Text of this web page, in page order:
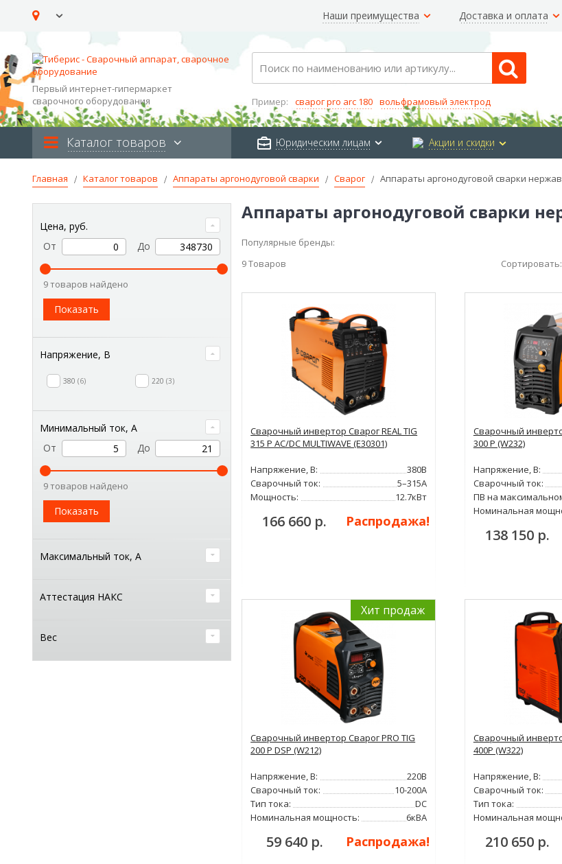
Наши преимущества Доставка и оплата
Первый интернет-гипермаркет
сварочного оборудования
Search
Пример: сварог pro arc 180 вольфрамовый электрод
Каталог товаров Юридическим лицам Акции и скидки
Главная Каталог товаров Аппараты аргонодуговой сварки Сварог Аппараты аргонодуговой сварки
Аппараты аргонодуговой сварки
Популярные бренды:
9Товаров Сортировать:
Сварочный инвертор Сварог REAL TIG
315 P AC/DC MULTIWAVE (E30301)
Напряжение, В:
380В
Сварочный ток:
5–315А
Мощность:
12.7кВт
166 660 р. Распродажа!
Сварочный
300 P (W232)
Напряжение, В:
Сварочный ток:
ПВ на
Номинальная
138 150 р.
Хит продаж
Сварочный инвертор Сварог PRO TIG
200 P DSP (W212)
Напряжение, В:
220В
Сварочный ток:
10-200А
Тип тока:
DC
Номинальная мощность:
6кВА
59 640 р. Распродажа!
Сварочный
400P (W322)
Напряжение, В:
Сварочный ток:
Тип тока:
Номинальная
210 650 р.
Цена, руб.
От
До
9 товаров найдено
Показать
Напряжение, В
380 6 220 3
Минимальный ток, А
От
До
9 товаров найдено
Показать
Максимальный ток, А
Аттестация НАКС
Вес